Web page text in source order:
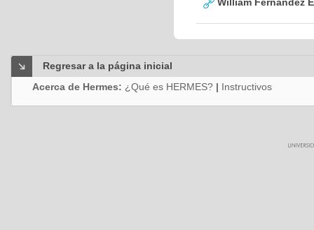
Regresar a la página inicial
Acerca de Hermes: ¿Qué es HERMES? | Instructivos